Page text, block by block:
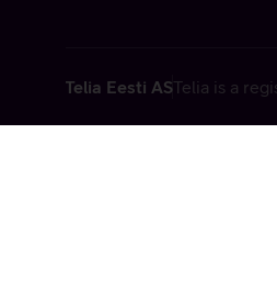
Telia Eesti ASTelia is a